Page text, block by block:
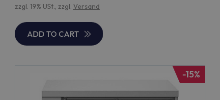
zzgl. 19% USt., zzgl. Versand
ADD TO CART
-15%